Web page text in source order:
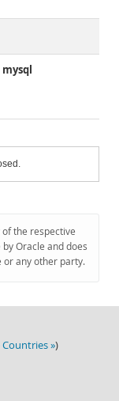
the respective
Oracle and does
or any other party.
»)